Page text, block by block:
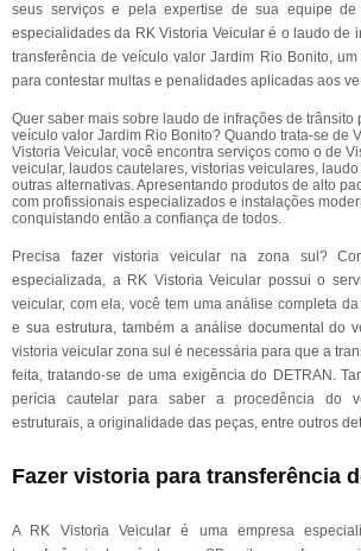
seus serviços e pela expertise de sua equipe de
especialidades da RK Vistoria Veicular é o laudo de
transferência de veículo valor Jardim Rio Bonito, um
para contestar multas e penalidades aplicadas aos
Quer saber mais sobre laudo de infrações de trânsito
veículo valor Jardim Rio Bonito? Quando trata-se de
Vistoria Veicular, você encontra serviços como o de
veicular, laudos cautelares, vistorias veiculares,
outras alternativas. Apresentando produtos de alto
com profissionais especializados e instalações
conquistando então a confiança de todos.
Precisa fazer vistoria veicular na zona sul?
especializada, a RK Vistoria Veicular possui o
veicular, com ela, você tem uma análise completa
e sua estrutura, também a análise documental do
vistoria veicular zona sul é necessária para que a
feita, tratando-se de uma exigência do DETRAN.
perícia cautelar para saber a procedência do
estruturais, a originalidade das peças, entre outros
Fazer vistoria para transferência
A RK Vistoria Veicular é uma empresa